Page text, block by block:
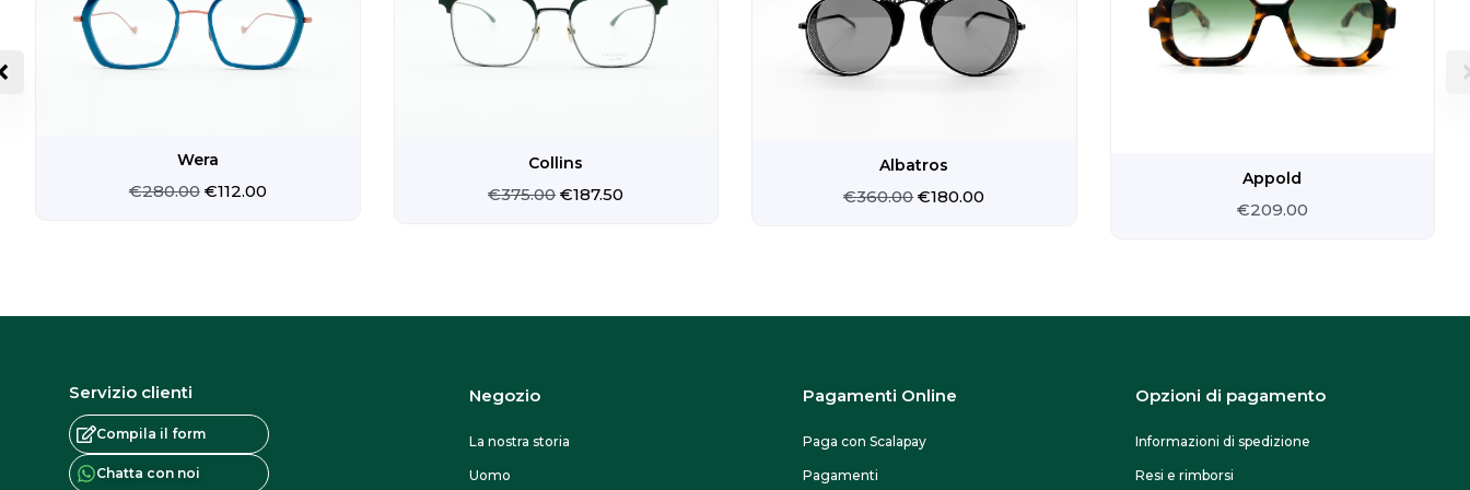
Wera
€280.00 €112.00
Collins
€375.00 €187.50
Albatros
€360.00 €180.00
Appold
€209.00
Servizio clienti
Compila il form
Chatta con noi
Negozio
La nostra storia
Uomo
Pagamenti Online
Paga con Scalapay
Pagamenti
Opzioni di pagamento
Informazioni di spedizione
Resi e rimborsi